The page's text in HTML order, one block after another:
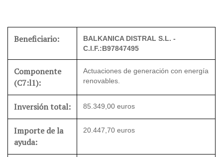
Beneficiario:
BALKANICA DISTRAL S.L. -
C.I.F.:B97847495
Componente
(C7:l1):
Actuaciones de generación con energía
renovables.
Inversión total: 85.349,00 euros
Importe de la
ayuda:
20.447,70 euros